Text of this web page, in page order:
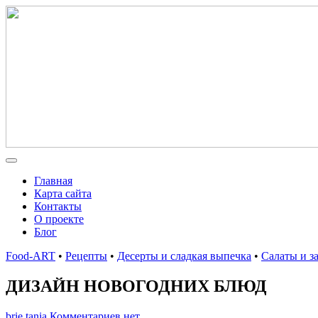
Главная
Карта сайта
Контакты
О проекте
Блог
Food-ART • Рецепты • Десерты и сладкая выпечка • Салаты и
ДИЗАЙН НОВОГОДНИХ БЛЮД